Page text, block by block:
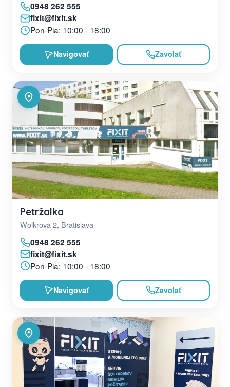
0948 262 555
fixit@fixit.sk
Pon-Pia: 10:00 - 18:00
Navigovať Zavolať
Petržalka
Wolkrova 2, Bratislava
0948 262 555
fixit@fixit.sk
Pon-Pia: 10:00 - 18:00
Navigovať Zavolať